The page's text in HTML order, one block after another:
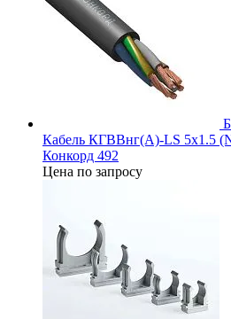
Кабель КГВВнг(А)-LS 5х1.5
Конкорд 492
Цена по запросу